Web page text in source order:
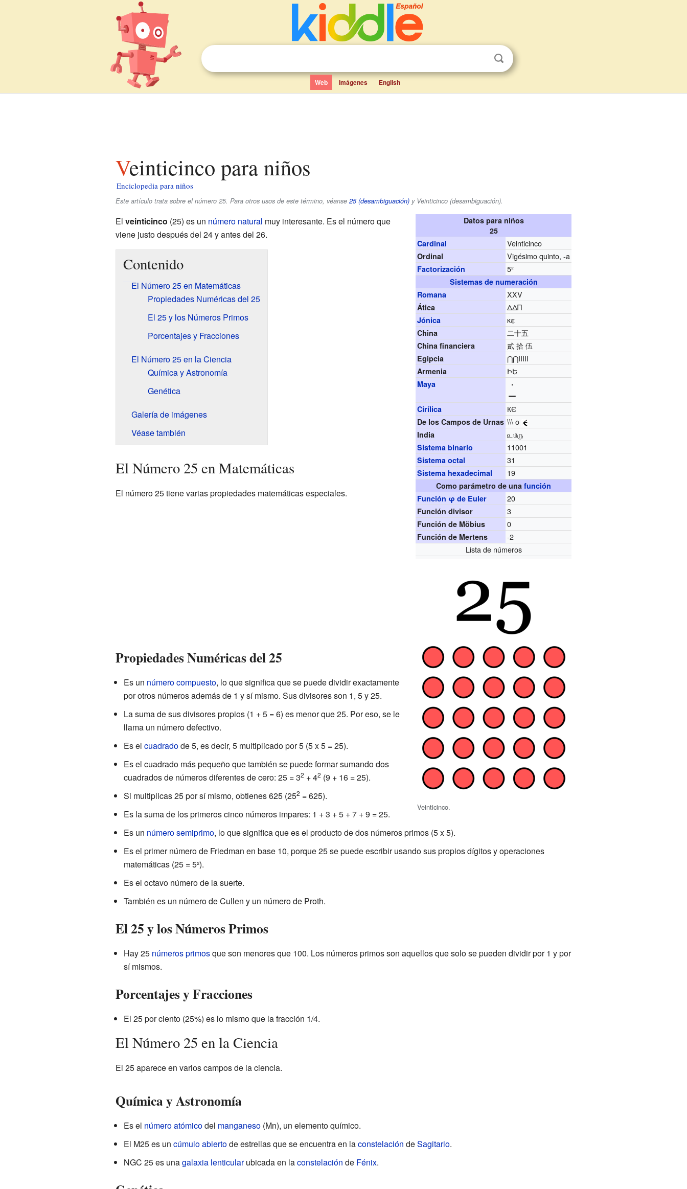
Web Imágenes English
Veinticinco para niños
Enciclopedia para niños
Este artículo trata sobre el número 25. Para otros usos de este término, véanse 25 (desambiguación)y Veinticinco (desambiguación).
Datos para niños
25
Cardinal
Veinticinco
Ordinal Vigésimo quinto, -a
Factorización 5²
Sistemas de numeración
Romana
XXV
Ática ΔΔΠ
Jónica κε
China 二十五
China financiera 貳 拾 伍
Egipcia ⋂⋂IIIII
Armenia ԻԵ
Maya
Cirílica КЄ
De los Campos de Urnas \\\ o
India ௨௰௫
Sistema binario 11001
Sistema octal 31
Sistema hexadecimal 19
Como parámetro de unafunción
Función φ de Euler
20
Función divisor 3
Función de Möbius 0
Función de Mertens
-2
Lista de números
El veinticinco (25) es un número natural muy interesante. Es el número que
viene justo después del 24 y antes del 26.
Contenido
El Número 25 en Matemáticas
Propiedades Numéricas del 25
El 25 y los Números Primos
Porcentajes y Fracciones
El Número 25 en la Ciencia
Química y Astronomía
Genética
Galería de imágenes
Véase también
El Número 25 en Matemáticas
Veinticinco.
El número 25 tiene varias propiedades matemáticas especiales.
Propiedades Numéricas del 25
Es un número compuesto, lo que significa que se puede dividir exactamente
por otros números además de 1 y sí mismo. Sus divisores son 1, 5 y 25.
La suma de sus divisores propios (1 + 5 = 6) es menor que 25. Por eso, se le
llama un número defectivo.
Es el cuadradode 5, es decir, 5 multiplicado por 5 (5 x 5 = 25).
Es el cuadrado más pequeño que también se puede formar sumando dos
cuadrados de números diferentes de cero: 25 = 32 + 42 (9 + 16 = 25).
Si multiplicas 25 por sí mismo, obtienes 625 (252 = 625).
Es la suma de los primeros cinco números impares: 1 + 3 + 5 + 7 + 9 = 25.
Es un número semiprimo, lo que significa que es el producto de dos números primos (5 x 5).
Es el primer número de Friedman en base 10, porque 25 se puede escribir usando sus propios dígitos y operaciones
matemáticas (25 = 5²).
Es el octavo número de la suerte.
También es un número de Cullen y un número de Proth.
El 25 y los Números Primos
Hay 25 números primosque son menores que 100. Los números primos son aquellos que solo se pueden dividir por 1 y por
sí mismos.
Porcentajes y Fracciones
El 25 por ciento (25%) es lo mismo que la fracción 1/4.
El Número 25 en la Ciencia
El 25 aparece en varios campos de la ciencia.
Química y Astronomía
Es el número atómicodel manganeso(Mn), un elemento químico.
El M25 es un cúmulo abiertode estrellas que se encuentra en laconstelación deSagitario.
NGC 25 es unagalaxia lenticularubicada en laconstelación de Fénix.